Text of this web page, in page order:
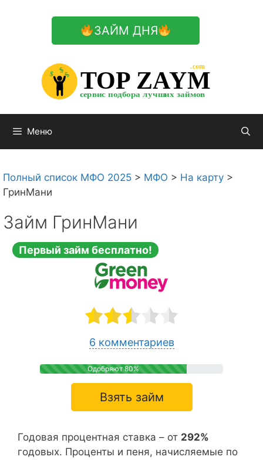
ЗАЙМ ДНЯ
TOP ZAYM
сервис подбора лучших займов
.com
$
$
$
Меню
Полный список МФО 2025 > МФО > На карту >
ГринМани
Займ ГринМани
Первый займ бесплатно!
6 комментариев
Одобряют 80%
Взять займ
Годовая процентная ставка – от 292%
годовых. Проценты и пеня, начисляемые по